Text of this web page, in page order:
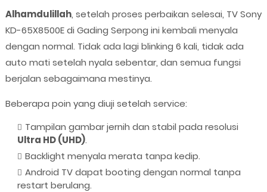
Alhamdulillah, setelah proses perbaikan selesai, TV Sony
KD-65X8500E di Gading Serpong ini kembali menyala
dengan normal. Tidak ada lagi blinking 6 kali, tidak ada
auto mati setelah nyala sebentar, dan semua fungsi
berjalan sebagaimana mestinya.
Beberapa poin yang diuji setelah service:
Tampilan gambar jernih dan stabil pada resolusi
Ultra HD (UHD).
Backlight menyala merata tanpa kedip.
Android TV dapat booting dengan normal tanpa
restart berulang.